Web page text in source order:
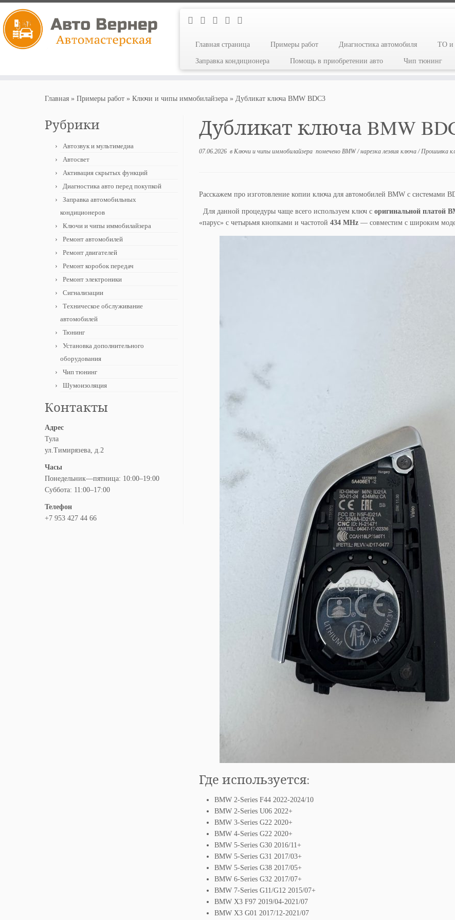
Главная страница Примеры работ Диагностика автомобиля ТО и
Заправка кондиционера Помощь в приобретении авто Чип тюнинг
Главная » Примеры работ » Ключи и чипы иммобилайзера » Дубликат ключа BMW BDC3
Рубрики
Автозвук и мультимедиа
Автосвет
Активация скрытых функций
Диагностика авто перед покупкой
Заправка автомобильных
кондиционеров
Ключи и чипы иммобилайзера
Ремонт автомобилей
Ремонт двигателей
Ремонт коробок передач
Ремонт электроники
Сигнализации
Техническое обслуживание
автомобилей
Тюнинг
Установка дополнительного
оборудования
Чип тюнинг
Шумоизоляция
Контакты
Адрес
Тула
ул.Тимирязева, д.2
Часы
Понедельник—пятница: 10:00–19:00
Суббота: 11:00–17:00
Телефон
+7 953 427 44 66
Дубликат ключа BMW
07.06.2026 в Ключи и чипы иммобилайзера помечено BMW/нарезка лезвия ключа/Прошивка
Расскажем про изготовление копии ключа для автомобилей BMW c системами
Для данной процедуры чаще всего используем ключ с оригинальной платой
«парус» с четырьмя кнопками и частотой 434 MHz — совместим с широким
Где используется:
BMW 2-Series F44 2022-2024/10
BMW 2-Series U06 2022+
BMW 3-Series G22 2020+
BMW 4-Series G22 2020+
BMW 5-Seriеs G30 2016/11+
BMW 5-Sеriеs G31 2017/03+
BMW 5-Sеriеs G38 2017/05+
BMW 6-Sеriеs G32 2017/07+
BMW 7-Sеries G11/G12 2015/07+
BMW X3 F97 2019/04-2021/07
BMW X3 G01 2017/12-2021/07